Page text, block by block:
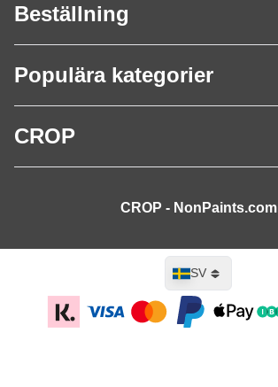
Beställning
Populära kategorier
CROP
CROP - NonPaints.com
Språk
SV